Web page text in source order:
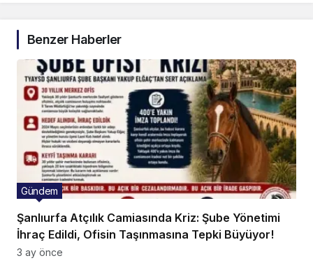
Benzer Haberler
Şanlıurfa Atçılık Camiasında Kriz: Şube Yönetimi
İhraç Edildi, Ofisin Taşınmasına Tepki Büyüyor!
Gündem
3 ay önce